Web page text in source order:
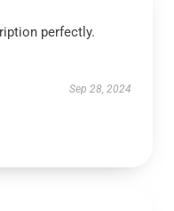
perfectly.
Sep 28, 2024